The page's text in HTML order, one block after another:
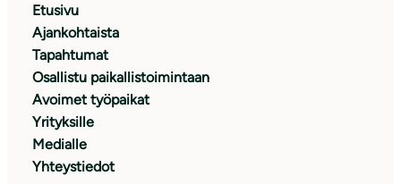
Etusivu
Ajankohtaista
Tapahtumat
Osallistu paikallistoimintaan
Avoimet työpaikat
Yrityksille
Medialle
Yhteystiedot